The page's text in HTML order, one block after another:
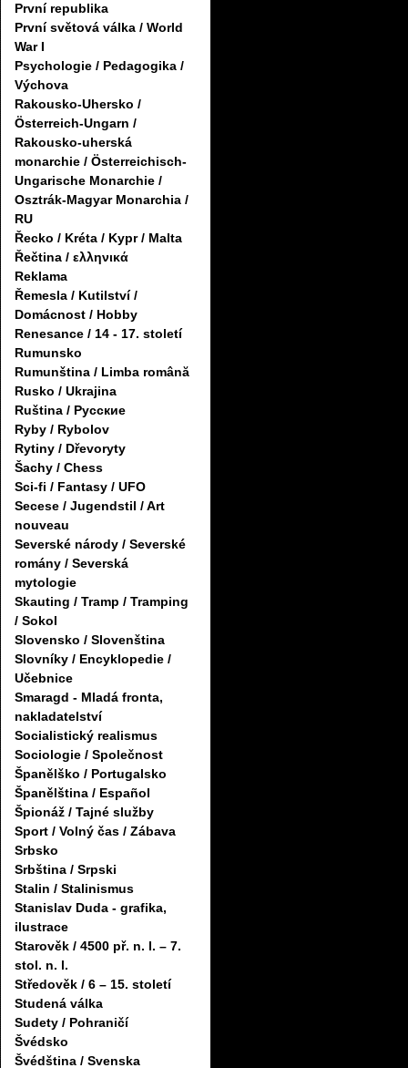
První republika
První světová válka / World
War I
Psychologie / Pedagogika /
Výchova
Rakousko-Uhersko /
Österreich-Ungarn /
Rakousko-uherská
monarchie / Österreichisch-
Ungarische Monarchie /
Osztrák-Magyar Monarchia /
RU
Řecko / Kréta / Kypr / Malta
Řečtina / ελληνικά
Reklama
Řemesla / Kutilství /
Domácnost / Hobby
Renesance / 14 - 17. století
Rumunsko
Rumunština / Limba română
Rusko / Ukrajina
Ruština / Русские
Ryby / Rybolov
Rytiny / Dřevoryty
Šachy / Chess
Sci-fi / Fantasy / UFO
Secese / Jugendstil / Art
nouveau
Severské národy / Severské
romány / Severská
mytologie
Skauting / Tramp / Tramping
/ Sokol
Slovensko / Slovenština
Slovníky / Encyklopedie /
Učebnice
Smaragd - Mladá fronta,
nakladatelství
Socialistický realismus
Sociologie / Společnost
Španělško / Portugalsko
Španělština / Español
Špionáž / Tajné služby
Sport / Volný čas / Zábava
Srbsko
Srbština / Srpski
Stalin / Stalinismus
Stanislav Duda - grafika,
ilustrace
Starověk / 4500 př. n. l. – 7.
stol. n. l.
Středověk / 6 – 15. století
Studená válka
Sudety / Pohraničí
Švédsko
Švédština / Svenska